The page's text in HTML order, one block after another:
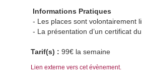
Informations Pratiques
- Les places sont volontairement
- La présentation d’un certificat
Tarif(s) : 99€ la semaine
Lien externe vers cet évènement.